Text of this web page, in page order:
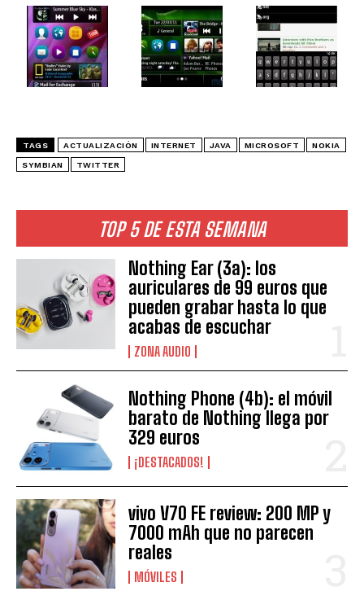
TOP 5 DE ESTA SEMANA
Nothing Ear (3a): los
auriculares de 99 euros que
pueden grabar hasta lo que
acabas de escuchar
ZONA AUDIO
Nothing Phone (4b): el móvil
barato de Nothing llega por
329 euros
¡DESTACADOS!
vivo V70 FE review: 200 MP y
7000 mAh que no parecen
reales
MÓVILES
TAGS ACTUALIZACIÓN INTERNET JAVA MICROSOFT NOKIA
SYMBIAN TWITTER